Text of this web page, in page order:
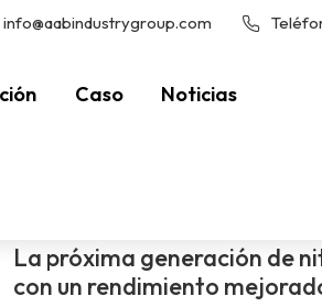
info@aabindustrygroup.com
Caso Noticias
La próxima generación de
con un rendimiento